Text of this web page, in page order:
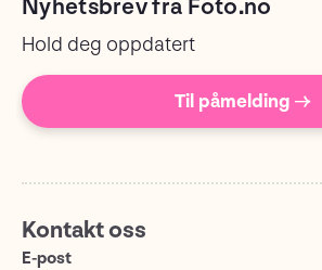
Nyhetsbrev fra Foto.no
Hold deg oppdatert
Til påmelding →
Kontakt oss
E-post